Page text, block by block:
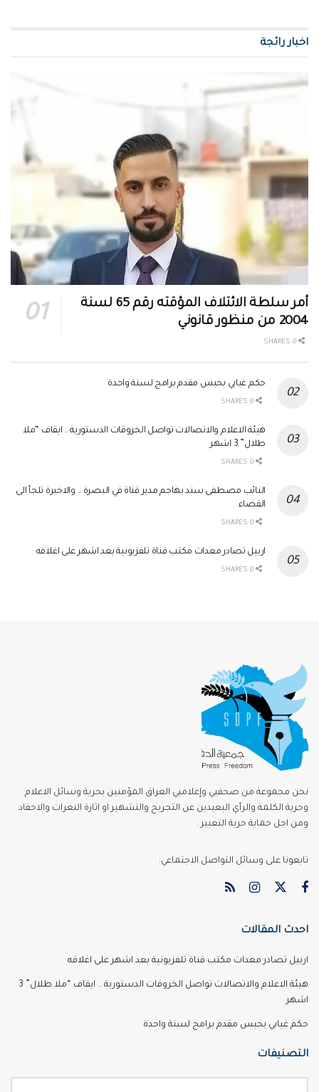
اخبار رائجة
أمر سلطة الائتلاف المؤقته رقم 65 لسنة
2004 من منظور قانوني
حكم غيابي بحبس مقدم برامج لسنة واحدة
هيئة الاعلام والاتصالات تواصل الخروقات الدستورية .. ايقاف “ملا
طلال” 3 اشهر
النائب مصطفى سند يهاجم مدير قناة في البصرة .. والاخيرة تلجأ الى
القضاء
اربيل تصادر معدات مكتب قناة تلفزيونية بعد اشهر على اغلاقه
نحن مجموعة من صحفيي وإعلاميي العراق المؤمنين بحرية وسائل الاعلام
وحرية الكلمة والرأي البعيدين عن التجريح والتشهير او اثارة النعرات والاحقاد
ومن اجل حماية حرية التعبير .
تابعونا على وسائل التواصل الاجتماعي:
احدث المقالات
اربيل تصادر معدات مكتب قناة تلفزيونية بعد اشهر على اغلاقه
هيئة الاعلام والاتصالات تواصل الخروقات الدستورية .. ايقاف “ملا طلال” 3
اشهر
حكم غيابي بحبس مقدم برامج لسنة واحدة
التصنيفات